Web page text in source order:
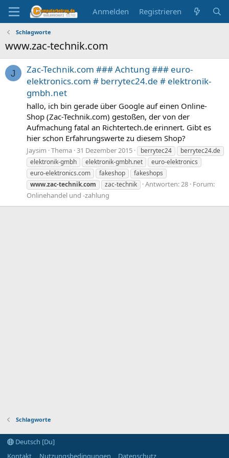
Anmelden Registrieren
Schlagworte
www.zac-technik.com
J
Zac-Technik.com ### Achtung ### euro-
elektronics.com # berrytec24.de # elektronik-
gmbh.net
hallo, ich bin gerade über Google auf einen Online-
Shop (Zac-Technik.com) gestoßen, der von der
Aufmachung fatal an Richtertech.de erinnert. Gibt es
hier schon Erfahrungswerte zu diesem Shop?
Jaysim Thema 31 Dezember 2015 berrytec24
berrytec24.de
elektronik-gmbh
elektronik-gmbh.net
euro-elektronics
euro-elektronics.com
fakeshop
fakeshops
www.zac-technik.com
zac-technik Antworten: 28 Forum:
Onlinehandel und -zahlung
Schlagworte
Deutsch [Du]
Kontakt
Nutzungsbedingungen Datenschutz